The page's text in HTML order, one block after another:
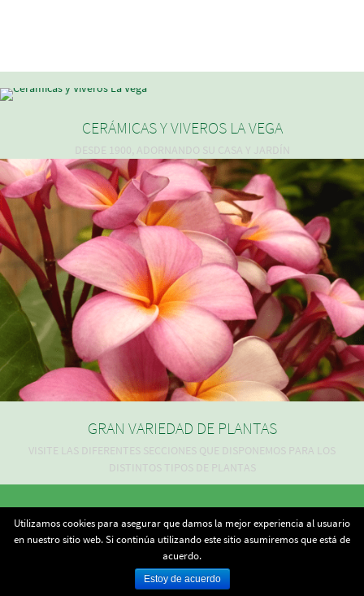
CERÁMICAS Y VIVEROS LA VEGA
DESDE 1900, ADORNANDO SU CASA Y JARDÍN
GRAN VARIEDAD DE PLANTAS
VISITE LAS DIFERENTES SECCIONES QUE DISPONEMOS PARA LOS
DISTINTOS TIPOS DE PLANTAS
Copyright - 2015 -Cerámicas y Viveros La Vega, S.L.
Utilizamos cookies para asegurar que damos la mejor experiencia al usuario
en nuestro sitio web. Si continúa utilizando este sitio asumiremos que está de
acuerdo.
Estoy de acuerdo